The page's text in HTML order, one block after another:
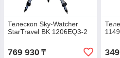
Телескоп Sky-Watcher
StarTravel BK 1206EQ3-2
769 930₸